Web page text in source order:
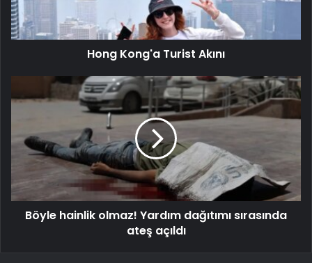
Hong Kong'a Turist Akını
Böyle hainlik olmaz! Yardım dağıtımı sırasında
ateş açıldı